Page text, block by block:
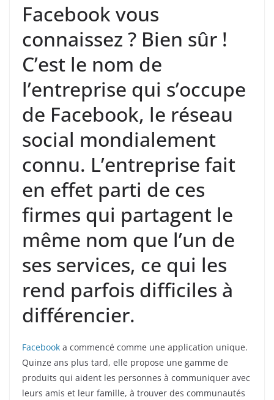
Facebook vous
connaissez ? Bien sûr !
C’est le nom de
l’entreprise qui s’occupe
de Facebook, le réseau
social mondialement
connu. L’entreprise fait
en effet parti de ces
firmes qui partagent le
même nom que l’un de
ses services, ce qui les
rend parfois difficiles à
différencier.
Facebook a commencé comme une application unique.
Quinze ans plus tard, elle propose une gamme de
produits qui aident les personnes à communiquer avec
leurs amis et leur famille, à trouver des communautés